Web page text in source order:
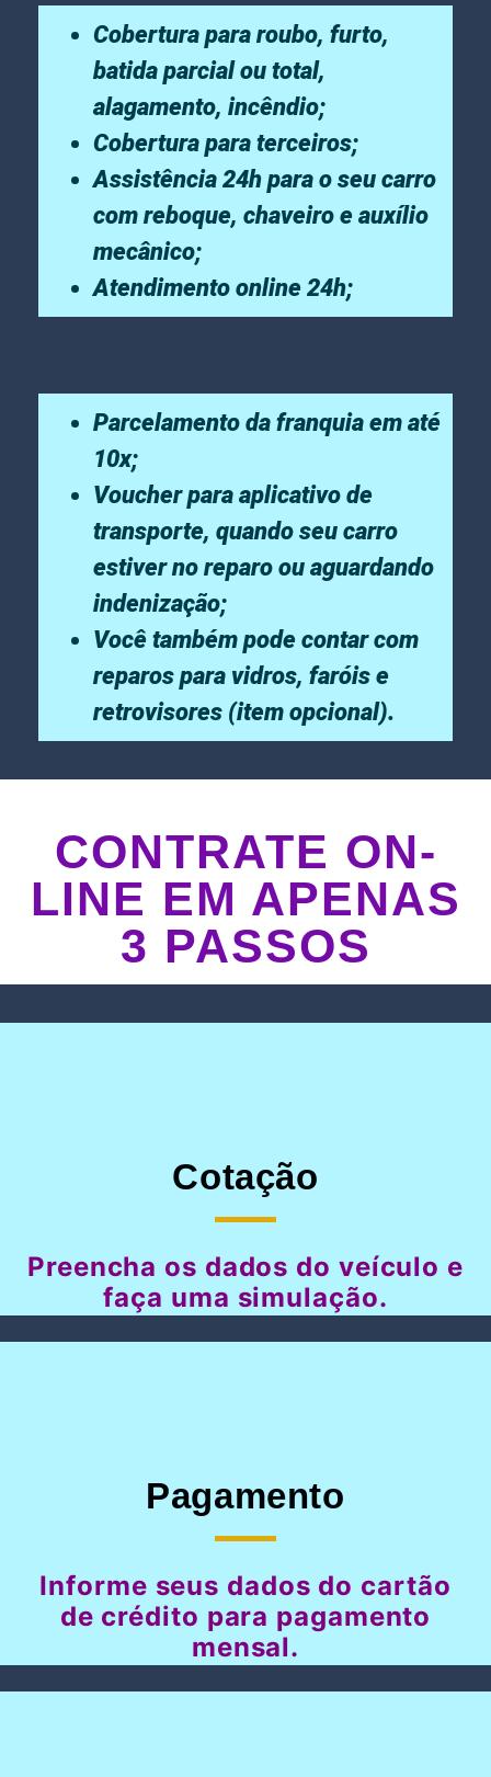
Cobertura para roubo, furto,
batida parcial ou total,
alagamento, incêndio;
Cobertura para terceiros;
Assistência 24h para o seu carro
com reboque, chaveiro e auxílio
mecânico;
Atendimento online 24h;
Parcelamento da franquia em até
10x;
Voucher para aplicativo de
transporte, quando seu carro
estiver no reparo ou aguardando
indenização;
Você também pode contar com
reparos para vidros, faróis e
retrovisores (item opcional).
CONTRATE ON-
LINE EM APENAS
3 PASSOS
Cotação
Preencha os dados do veículo e
faça uma simulação.
Pagamento
Informe seus dados do cartão
de crédito para pagamento
mensal.